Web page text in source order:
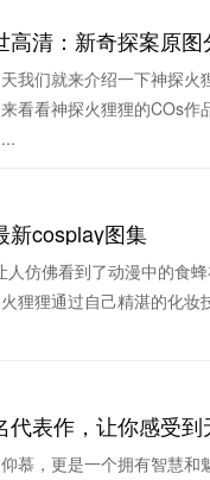
高清：新奇探案原
我们就来介绍一下神探
看看神探火狸狸的COs作
新cosplay图集
仿佛看到了动漫中的食
狸狸通过自己精湛的化
代表作，让你感受
慕，更是一个拥有智慧